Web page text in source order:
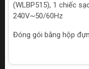
(WLBP515), 1 chiếc
240V~50/60Hz
Đóng gói bằng hộp